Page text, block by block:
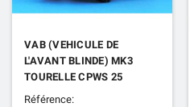
VAB (VEHICULE DE
L'AVANT BLINDE) MK3
TOURELLE CPWS 25
SABLE
Référence: